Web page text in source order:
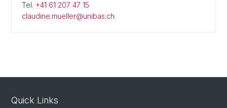
Tel. +41 61 207 47 15
claudine.mueller@unibas.ch
Quick Links